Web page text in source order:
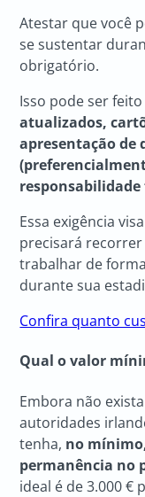
Atestar que você
se sustentar
obrigatório.
Isso pode ser
atualizados,
apresentação de
Essa exigência
precisará recorrer
trabalhar de
durante sua
Confira quanto
Qual o valor
Embora não
autoridades
tenha, no
permanência no
ideal é de 3.000 €